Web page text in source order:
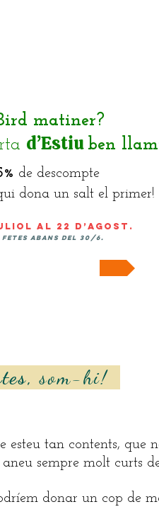
matiner?
d’Estiu ben
de descompte
dona un salt el primer!
al 22 d’agost.
fetes abans del 30/6.
som-hi!
esteu tan contents, que
sempre molt curts
donar un cop de